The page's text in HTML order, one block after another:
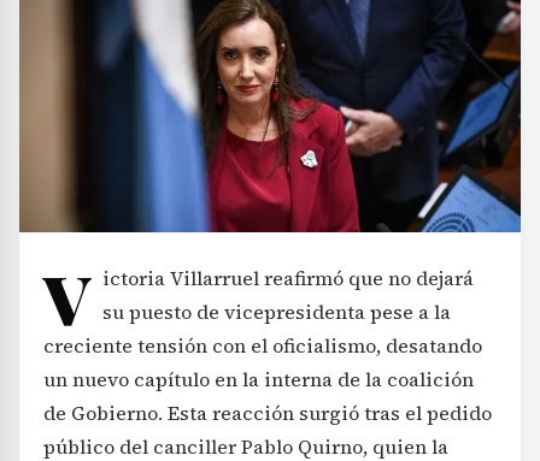
V ictoria Villarruel reafirmó que no dejará
su puesto de vicepresidenta pese a la
creciente tensión con el oficialismo, desatando
un nuevo capítulo en la interna de la coalición
de Gobierno. Esta reacción surgió tras el pedido
público del canciller Pablo Quirno, quien la